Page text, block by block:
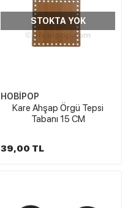
STOKTA YOK
HOBİPOP
Kare Ahşap Örgü Tepsi
Tabanı 15 CM
39,00 TL